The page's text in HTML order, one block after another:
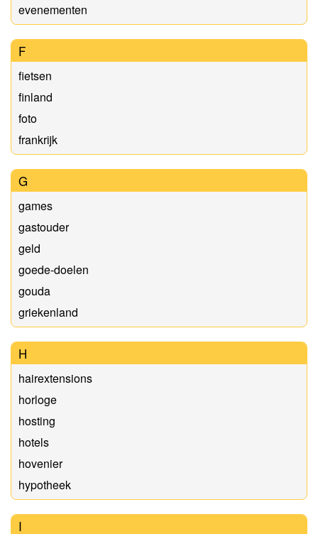
evenementen
F
fietsen
finland
foto
frankrijk
G
games
gastouder
geld
goede-doelen
gouda
griekenland
H
hairextensions
horloge
hosting
hotels
hovenier
hypotheek
I